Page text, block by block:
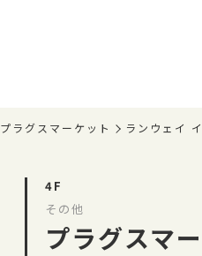
プラグスマーケット ランウェイ
4F
その他
プラグスマ